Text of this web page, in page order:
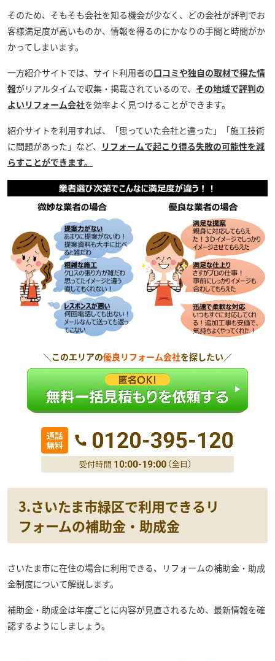
そのため、そもそも会社を知る機会が少なく、どの会社が評判でお
客様満足度が高いものか、情報を得るのにかなりの手間と時間がか
かってしまいます。
一方紹介サイトでは、サイト利用者の口コミや独自の取材で得た情
報がリアルタイムで収集・掲載されているので、 その地域で評判の
よいリフォーム会社を効率よく見つけることができます。
紹介サイトを利用すれば、「思っていた会社と違った」「施工技術
に問題があった」など、 リフォームで起こり得る失敗の可能性を減
らすことができます。
＼このエリアの優良リフォーム会社を探したい／
3.さいたま市緑区で利用できるリ
フォームの補助金・助成金
さいたま市に在住の場合に利用できる、リフォームの補助金・助成
金制度について解説します。
補助金・助成金は年度ごとに内容が見直されるため、最新情報を確
認するようにしましょう。